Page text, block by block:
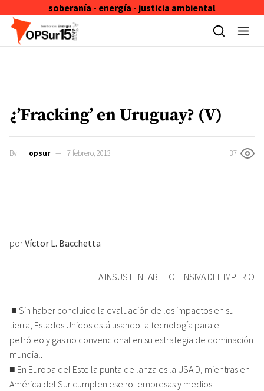
soberanía - energía - justicia ambiental
Skip to content
¿’Fracking’ en Uruguay? (V)
By opsur 7 febrero, 2013 37
porVíctor L. Bacchetta
LA INSUSTENTABLE OFENSIVA DEL IMPERIO
■ Sin haber concluido la evaluación de los impactos en su
tierra, Estados Unidos está usando la tecnología para el
petróleo y gas no convencional en su estrategia de dominación
mundial.
■ En Europa del Este la punta de lanza es la USAID, mientras en
América del Sur cumplen ese rol empresas y medios